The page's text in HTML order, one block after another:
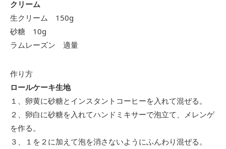
クリーム
生クリーム 150g
砂糖 10g
ラムレーズン 適量
作り方
ロールケーキ生地
１、卵黄に砂糖とインスタントコーヒーを入れて混ぜる。
２、卵白に砂糖を入れてハンドミキサーで泡立て、メレンゲ
を作る。
３、１を２に加えて泡を消さないようにふんわり混ぜる。